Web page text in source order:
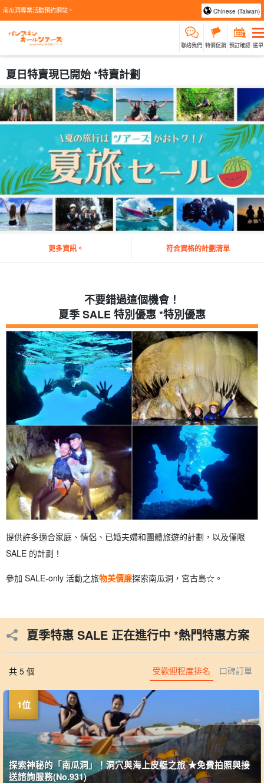
南瓜洞專業活動預約網站。 Chinese (Taiwan)
聯絡我們 特價促銷 預訂確認 選單
夏日特賣現已開始 *特賣計劃
更多資訊。 符合資格的計劃清單
不要錯過這個機會！
夏季 SALE 特別優惠 *特別優惠
提供許多適合家庭、情侶、已婚夫婦和團體旅遊的計劃，以及僅限
SALE 的計劃！
參加 SALE-only 活動之旅物美價廉探索南瓜洞，宮古島☆。
夏季特惠 SALE 正在進行中 *熱門特惠方案
共 5 個 受歡迎程度排名 口碑訂單
探索神秘的「南瓜洞」！洞穴與海上皮艇之旅 ★免費拍照與接
送諮詢服務(No.931)